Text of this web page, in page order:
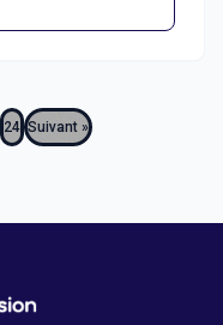
24 Suivant »